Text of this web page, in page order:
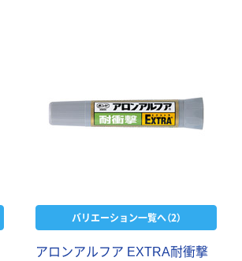
バリエーション一覧へ（2）
アロンアルフア EXTRA耐衝撃